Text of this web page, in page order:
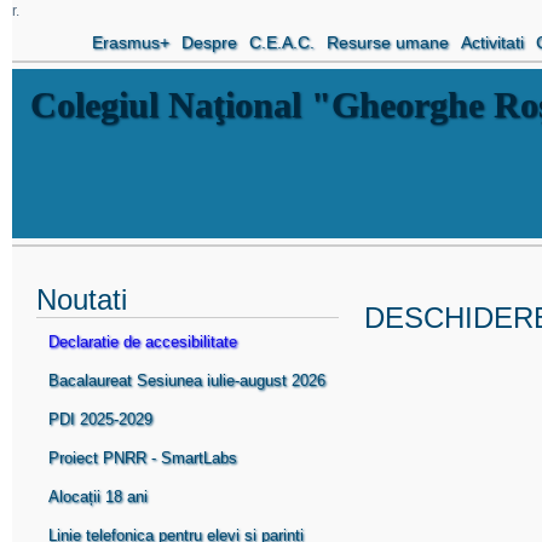
Erasmus+ Despre C.E.A.C. Resurse umane Activitati
r.
Colegiul Naţional "Gheorghe
Noutati
Declaratie de accesibilitate
Bacalaureat Sesiunea iulie-august 2026
PDI 2025-2029
Proiect PNRR - SmartLabs
Alocații 18 ani
Linie telefonica pentru elevi si parinti